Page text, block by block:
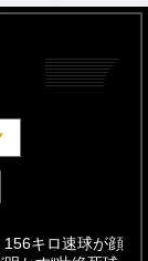
156キロ速球が顔